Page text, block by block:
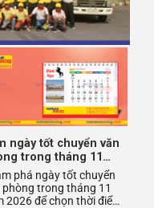
ngày tốt chuyển văn
trong tháng 11
2026
phá ngày tốt chuyển
phòng trong tháng 11
2026 để chọn thời điểm